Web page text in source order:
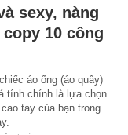
sexy, nàng
10 công
áo ống (áo quây)
tính chính là lựa chọn
tay của bạn trong